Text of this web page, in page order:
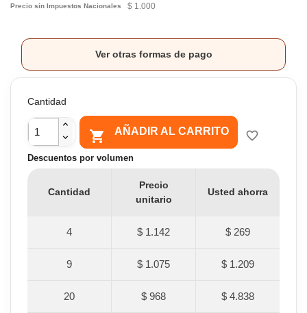
Precio sin Impuestos Nacionales $ 1.000
Ver otras formas de pago
Cantidad
 AÑADIR AL CARRITO favorite_border
Descuentos por volumen
Cantidad
Precio
unitario
Usted ahorra
4 $ 1.142 $ 269
9 $ 1.075 $ 1.209
20 $ 968 $ 4.838